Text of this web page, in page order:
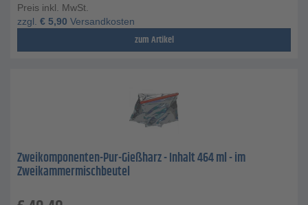
Preis inkl. MwSt.
zzgl. € 5,90 Versandkosten
zum Artikel
Zweikomponenten-Pur-Gießharz - Inhalt 464 ml - im
Zweikammermischbeutel